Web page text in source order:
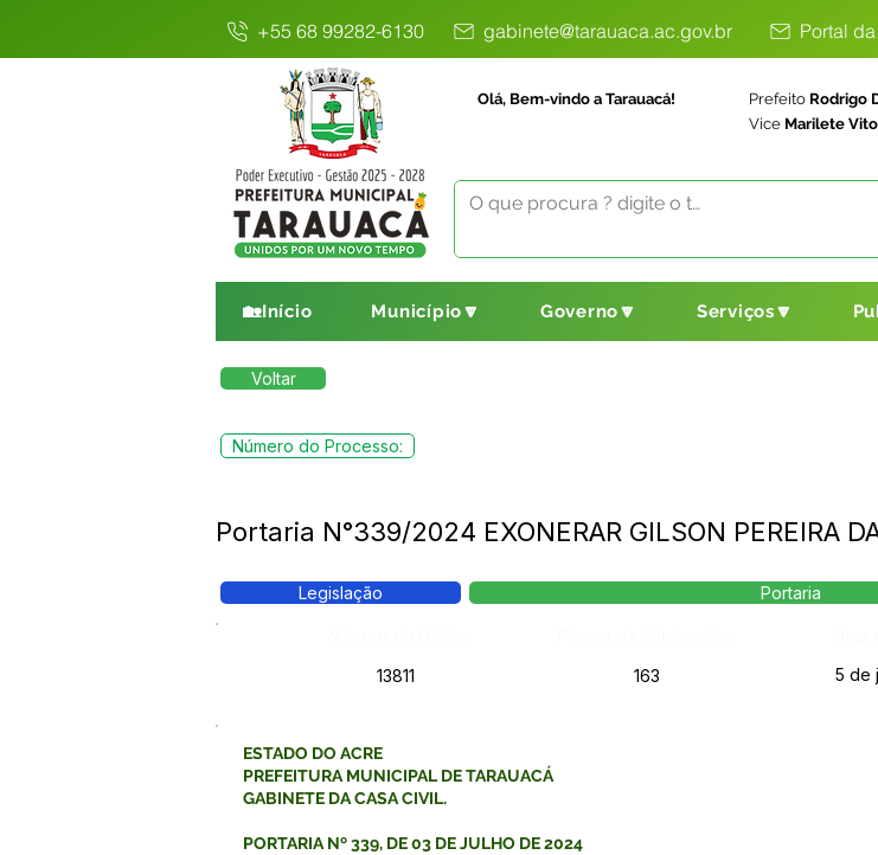
+55 68 99282-6130 gabinete@tarauaca.ac.gov.br Portal
Olá, Bem-vindo a Tarauacá! Prefeito Rodrigo
Vice Marilete
🏡Início Município🔽 Governo🔽 Serviços🔽
Voltar
Número do Processo:
Portaria N°339/2024 EXONERAR GILSON PEREIRA
Legislação Portaria
13811
163 5 de
ESTADO DO ACRE
PREFEITURA MUNICIPAL DE TARAUACÁ
GABINETE DA CASA CIVIL.
PORTARIA Nº 339, DE 03 DE JULHO DE 2024